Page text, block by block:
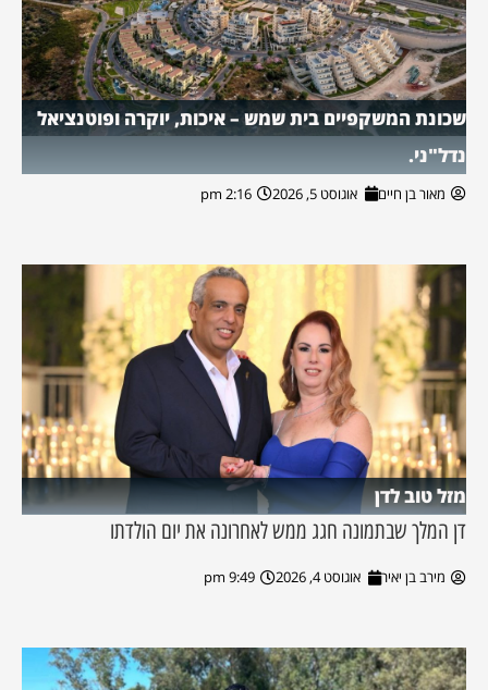
שכונת המשקפיים בית שמש – איכות, יוקרה ופוטנציאל
נדל"ני.
מאור בן חיים אוגוסט 5, 2026 2:16 pm
מזל טוב לדן
דן המלך שבתמונה חגג ממש לאחרונה את יום הולדתו
מירב בן יאיר אוגוסט 4, 2026 9:49 pm